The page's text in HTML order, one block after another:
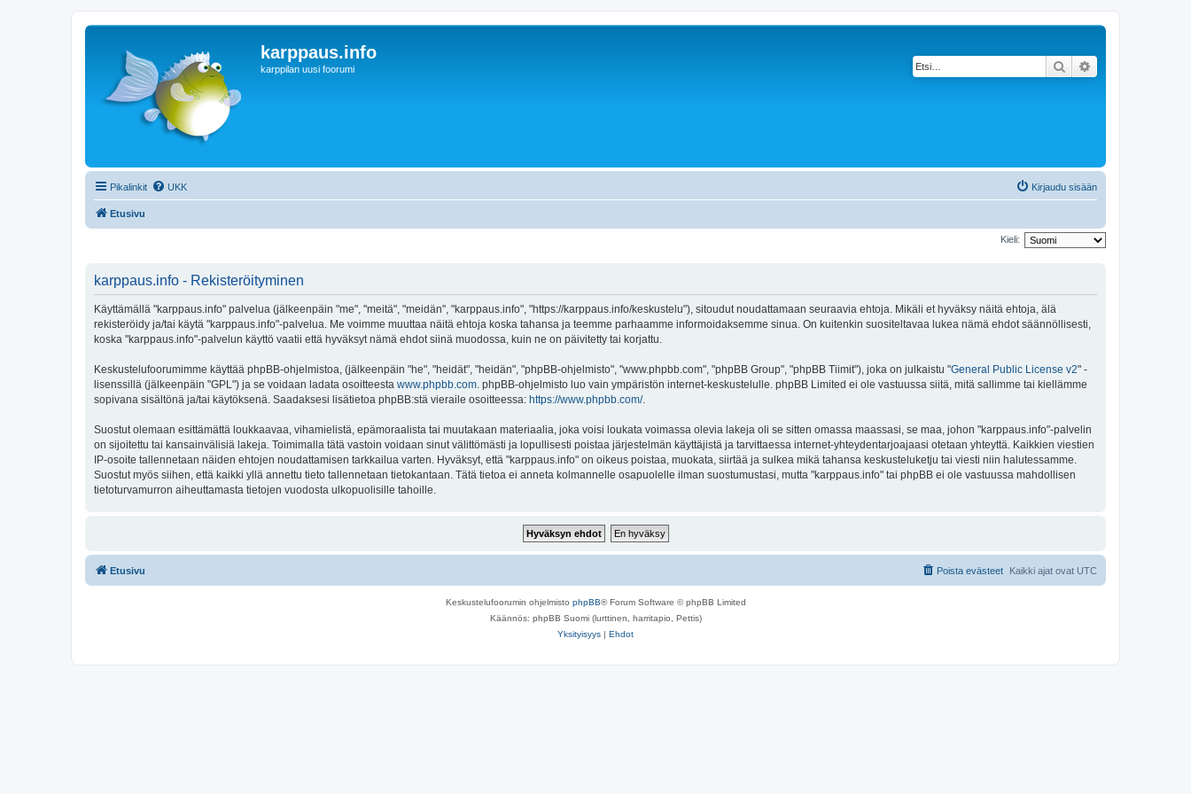
karppaus.info
karppilan uusi foorumi Etsi
Pikalinkit UKK Kirjaudu sisään
Etusivu
Kieli:
karppaus.info - Rekisteröityminen
Käyttämällä "karppaus.info" palvelua (jälkeenpäin "me", "meitä", "meidän", "karppaus.info", "https://karppaus.info/keskustelu"), sitoudut noudattamaan seuraavia ehtoja. Mikäli et hyväksy näitä ehtoja, älä
rekisteröidy ja/tai käytä "karppaus.info"-palvelua. Me voimme muuttaa näitä ehtoja koska tahansa ja teemme parhaamme informoidaksemme sinua. On kuitenkin suositeltavaa lukea nämä ehdot säännöllisesti,
koska "karppaus.info"-palvelun käyttö vaatii että hyväksyt nämä ehdot siinä muodossa, kuin ne on päivitetty tai korjattu.
Keskustelufoorumimme käyttää phpBB-ohjelmistoa, (jälkeenpäin "he", "heidät", "heidän", "phpBB-ohjelmisto", "www.phpbb.com", "phpBB Group", "phpBB Tiimit"), joka on julkaistu "General Public License v2" -
lisenssillä (jälkeenpäin "GPL") ja se voidaan ladata osoitteesta www.phpbb.com . phpBB-ohjelmisto luo vain ympäristön internet-keskustelulle. phpBB Limited ei ole vastuussa siitä, mitä sallimme tai kiellämme
sopivana sisältönä ja/tai käytöksenä. Saadaksesi lisätietoa phpBB:stä vieraile osoitteessa: https://www.phpbb.com/.
Suostut olemaan esittämättä loukkaavaa, vihamielistä, epämoraalista tai muutakaan materiaalia, joka voisi loukata voimassa olevia lakeja oli se sitten omassa maassasi, se maa, johon "karppaus.info"-palvelin
on sijoitettu tai kansainvälisiä lakeja. Toimimalla tätä vastoin voidaan sinut välittömästi ja lopullisesti poistaa järjestelmän käyttäjistä ja tarvittaessa internet-yhteydentarjoajaasi otetaan yhteyttä. Kaikkien viestien
IP-osoite tallennetaan näiden ehtojen noudattamisen tarkkailua varten. Hyväksyt, että "karppaus.info" on oikeus poistaa, muokata, siirtää ja sulkea mikä tahansa keskusteluketju tai viesti niin halutessamme.
Suostut myös siihen, että kaikki yllä annettu tieto tallennetaan tietokantaan. Tätä tietoa ei anneta kolmannelle osapuolelle ilman suostumustasi, mutta "karppaus.info" tai phpBB ei ole vastuussa mahdollisen
tietoturvamurron aiheuttamasta tietojen vuodosta ulkopuolisille tahoille.
Etusivu Kaikki ajat ovat UTC
Poista evästeet
Keskustelufoorumin ohjelmisto phpBB® Forum Software © phpBB Limited
Käännös: phpBB Suomi (lurttinen, harritapio, Pettis)
Yksityisyys | Ehdot